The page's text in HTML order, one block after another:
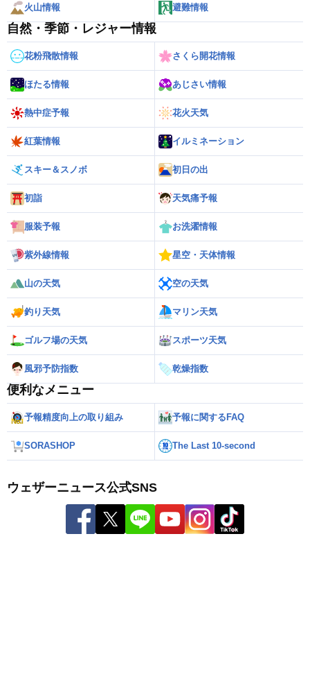
火山情報 避難情報
自然・季節・レジャー情報
花粉飛散情報 さくら開花情報
ほたる情報 あじさい情報
熱中症予報 花火天気
紅葉情報 イルミネーション
スキー＆スノボ 初日の出
初詣 天気痛予報
服装予報 お洗濯情報
紫外線情報 星空・天体情報
山の天気 空の天気
釣り天気 マリン天気
ゴルフ場の天気 スポーツ天気
風邪予防指数 乾燥指数
便利なメニュー
予報精度向上の取り組み 予報に関するFAQ
SORASHOP The Last 10-second
ウェザーニュース公式SNS